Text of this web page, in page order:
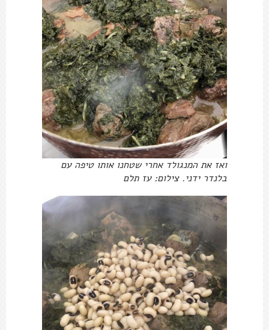
ואז את המנגולד אחרי שטחנו אותו טיפה עם
בלנדר ידני. צילום: עז תלם